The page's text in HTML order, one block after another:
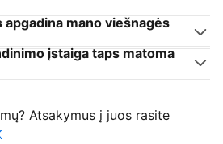
apgadina mano viešnagės
įstaiga taps matoma
Atsakymus į juos rasite